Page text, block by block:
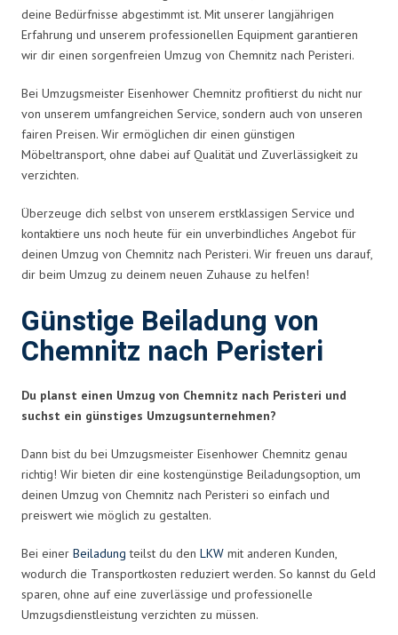
deine Bedürfnisse abgestimmt ist. Mit unserer langjährigen
Erfahrung und unserem professionellen Equipment garantieren
wir dir einen sorgenfreien Umzug von Chemnitz nach Peristeri.
Bei Umzugsmeister Eisenhower Chemnitz profitierst du nicht nur
von unserem umfangreichen Service, sondern auch von unseren
fairen Preisen. Wir ermöglichen dir einen günstigen
Möbeltransport, ohne dabei auf Qualität und Zuverlässigkeit zu
verzichten.
Überzeuge dich selbst von unserem erstklassigen Service und
kontaktiere uns noch heute für ein unverbindliches Angebot für
deinen Umzug von Chemnitz nach Peristeri. Wir freuen uns darauf,
dir beim Umzug zu deinem neuen Zuhause zu helfen!
Günstige Beiladung von
Chemnitz nach Peristeri
Du planst einen Umzug von Chemnitz nach Peristeri und
suchst ein günstiges Umzugsunternehmen?
Dann bist du bei Umzugsmeister Eisenhower Chemnitz genau
richtig! Wir bieten dir eine kostengünstige Beiladungsoption, um
deinen Umzug von Chemnitz nach Peristeri so einfach und
preiswert wie möglich zu gestalten.
Bei einer Beiladung teilst du den LKW mit anderen Kunden,
wodurch die Transportkosten reduziert werden. So kannst du Geld
sparen, ohne auf eine zuverlässige und professionelle
Umzugsdienstleistung verzichten zu müssen.